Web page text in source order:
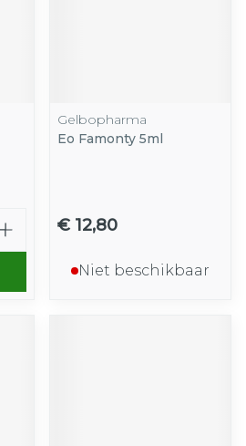
Gelbopharma
Eo Famonty 5ml
€ 12,80
Niet beschikbaar